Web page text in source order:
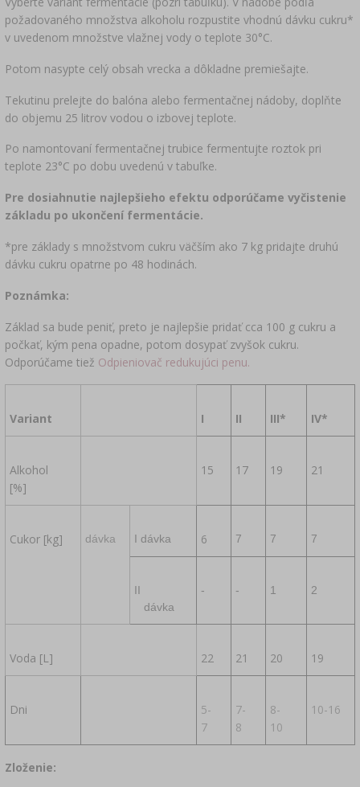
požadovaného množstva alkoholu rozpustite vhodnú dávku cukru*
v uvedenom množstve vlažnej vody o teplote 30°C.
Potom nasypte celý obsah vrecka a dôkladne premiešajte.
Tekutinu prelejte do balóna alebo fermentačnej nádoby, doplňte
do objemu 25 litrov vodou o izbovej teplote.
Po namontovaní fermentačnej trubice fermentujte roztok pri
teplote 23°C po dobu uvedenú v tabuľke.
Pre dosiahnutie najlepšieho efektu odporúčame vyčistenie
základu po ukončení fermentácie.
*pre základy s množstvom cukru väčším ako 7 kg pridajte druhú
dávku cukru opatrne po 48 hodinách.
Poznámka:
Základ sa bude peniť, preto je najlepšie pridať cca 100 g cukru a
počkať, kým pena opadne, potom dosypať zvyšok cukru.
Odporúčame tiež Odpieniovač redukujúci penu.
Variant I II III* IV*
Alkohol
[%]
15 17 19 21
Cukor [kg] dávka I dávka 6 7 7 7
II
dávka
- - 1 2
Voda [L] 22 21 20 19
Dni
5-
7
7-
8
8-
10
10-16
Zloženie: